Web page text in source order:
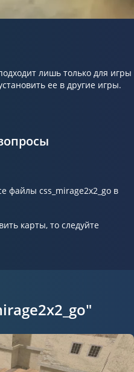
лишь только для игры
ее в другие игры.
файлы css_mirage2x2_go в
карты, то следуйте